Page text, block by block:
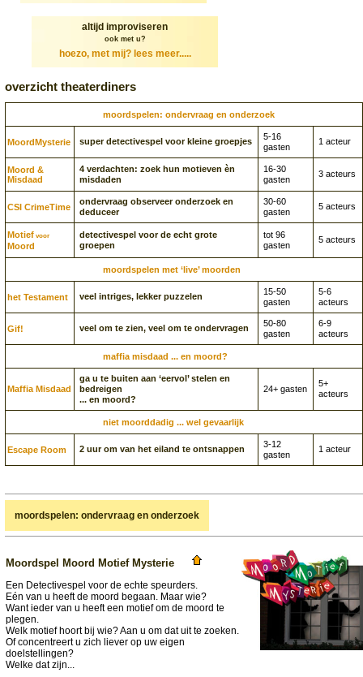
altijd improviseren
ook met u?
hoezo, met mij? lees meer.....
overzicht theaterdiners
moordspelen: ondervraag en onderzoek
Moord­Mysterie super detectivespel voor kleine groepjes
5-16
gasten
1 acteur
Moord &
Misdaad
4 verdachten: zoek hun motieven èn
misdaden
16-30
gasten
3 acteurs
CSI CrimeTime
ondervraag observeer onderzoek en
deduceer
30-60
gasten
5 acteurs
Motief voor
Moord
detectivespel voor de echt grote
groepen
tot 96
gasten
5 acteurs
moordspelen met ‘live’ moorden
het Testament veel intriges, lekker puzzelen
15-50
gasten
5-6
acteurs
Gif! veel om te zien, veel om te ondervragen
50-80
gasten
6-9
acteurs
maffia misdaad ... en moord?
Maffia Misdaad
ga u te buiten aan ‘eervol’ stelen en
bedreigen
... en moord?
24+ gasten
5+
acteurs
niet moorddadig ... wel gevaarlijk
Escape Room 2 uur om van het eiland te ontsnappen
3-12
gasten
1 acteur
moordspelen: ondervraag en onderzoek
Moordspel Moord Motief Mysterie
Een Detectivespel voor de echte speurders.
Eén van u heeft de moord begaan. Maar wie?
Want ieder van u heeft een motief om de moord te
plegen.
Welk motief hoort bij wie? Aan u om dat uit te zoeken.
Of concentreert u zich liever op uw eigen
doelstellingen?
Welke dat zijn...